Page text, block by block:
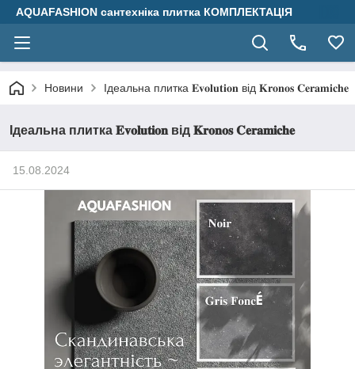
AQUAFASHION сантехніка плитка КОМПЛЕКТАЦІЯ
Новини Ідеальна плитка 𝐄𝐯𝐨𝐥𝐮𝐭𝐢𝐨𝐧 від 𝐊𝐫𝐨𝐧𝐨𝐬 𝐂𝐞𝐫𝐚𝐦𝐢𝐜𝐡𝐞
Ідеальна плитка 𝐄𝐯𝐨𝐥𝐮𝐭𝐢𝐨𝐧 від 𝐊𝐫𝐨𝐧𝐨𝐬 𝐂𝐞𝐫𝐚𝐦𝐢𝐜𝐡𝐞
15.08.2024